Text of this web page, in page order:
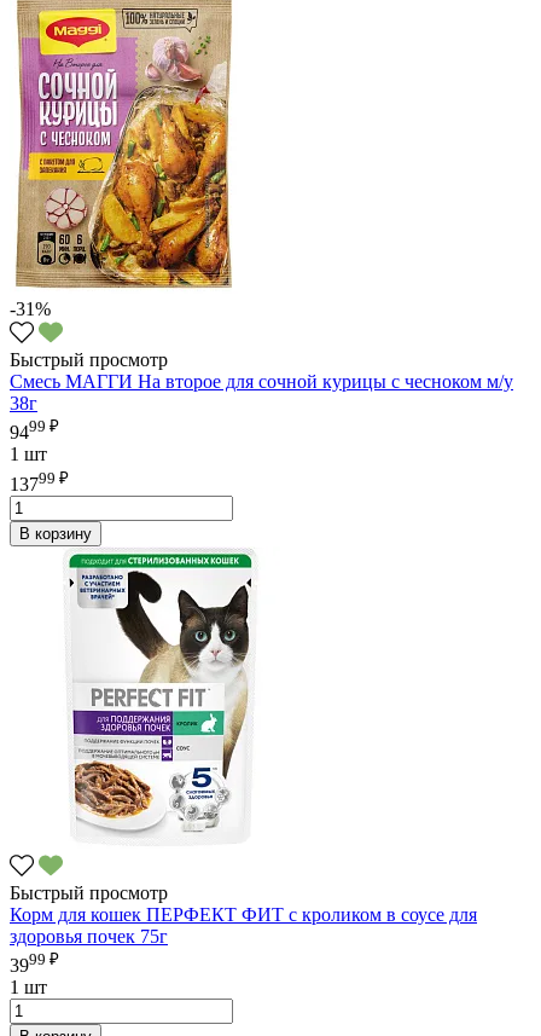
-31%
Быстрый просмотр
Смесь МАГГИ На второе для сочной курицы с чесноком м/у
38г
9499 ₽
1 шт
13799 ₽
В корзину
Быстрый просмотр
Корм для кошек ПЕРФЕКТ ФИТ с кроликом в соусе для
здоровья почек 75г
3999 ₽
1 шт